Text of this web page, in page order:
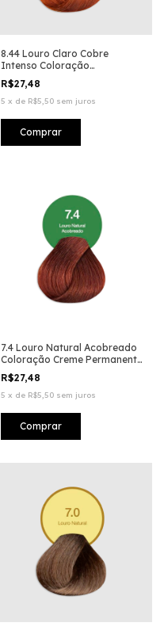
8.44 Louro Claro Cobre
Intenso Coloração
Permanente Vegana
R$27,48
5 x de R$5,50 sem juros
7.4 Louro Natural Acobreado
Coloração Creme Permanente
Vegana
R$27,48
5 x de R$5,50 sem juros